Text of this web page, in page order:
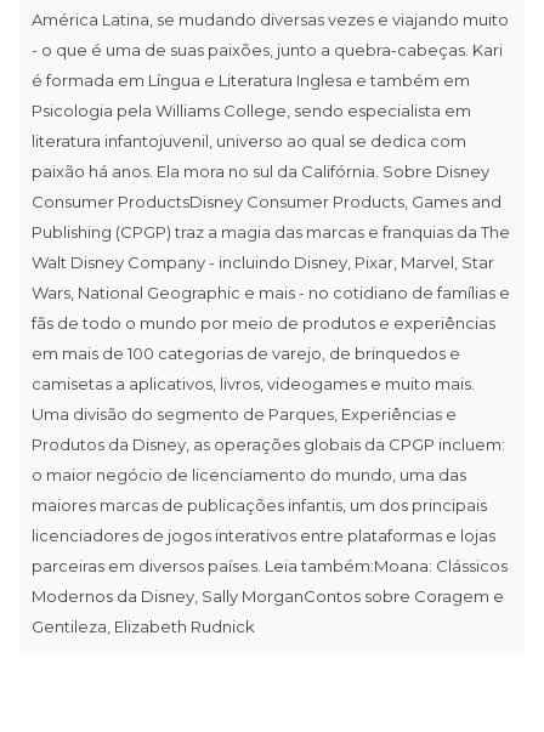
América Latina, se mudando diversas vezes e viajando muito
- o que é uma de suas paixões, junto a quebra-cabeças. Kari
é formada em Língua e Literatura Inglesa e também em
Psicologia pela Williams College, sendo especialista em
literatura infantojuvenil, universo ao qual se dedica com
paixão há anos. Ela mora no sul da Califórnia. Sobre Disney
Consumer ProductsDisney Consumer Products, Games and
Publishing (CPGP) traz a magia das marcas e franquias da The
Walt Disney Company - incluindo Disney, Pixar, Marvel, Star
Wars, National Geographic e mais - no cotidiano de famílias e
fãs de todo o mundo por meio de produtos e experiências
em mais de 100 categorias de varejo, de brinquedos e
camisetas a aplicativos, livros, videogames e muito mais.
Uma divisão do segmento de Parques, Experiências e
Produtos da Disney, as operações globais da CPGP incluem:
o maior negócio de licenciamento do mundo, uma das
maiores marcas de publicações infantis, um dos principais
licenciadores de jogos interativos entre plataformas e lojas
parceiras em diversos países. Leia também:Moana: Clássicos
Modernos da Disney, Sally MorganContos sobre Coragem e
Gentileza, Elizabeth Rudnick